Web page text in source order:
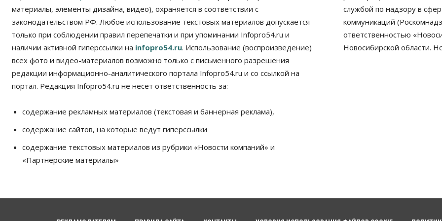
материалы, элементы дизайна, видео), охраняется в соответствии с
законодательством РФ. Любое использование текстовых материалов допускается
только при соблюдении правил перепечатки и при упоминании Infopro54.ru и
наличии активной гиперссылки на infopro54.ru. Использование (воспроизведение)
всех фото и видео-материалов возможно только с письменного разрешения
редакции информационно-аналитического портала Infopro54.ru и со ссылкой на
портал. Редакция Infopro54.ru не несет ответственность за:
содержание рекламных материалов (текстовая и баннерная реклама),
содержание сайтов, на которые ведут гиперссылки
содержание текстовых материалов из рубрики «Новости компаний» и
«Партнерские материалы»
службой по надзору в
коммуникаций
ответственностью
Новосибирской области.